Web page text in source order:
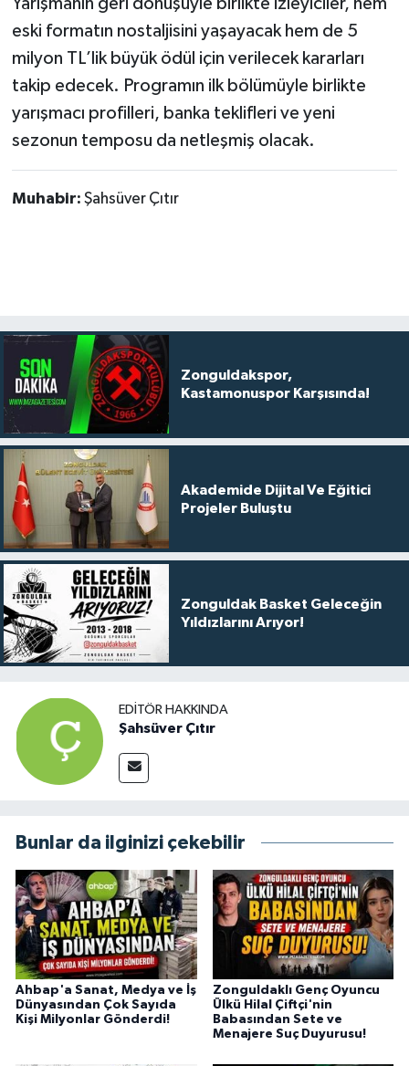
Yarışmanın geri dönüşüyle birlikte izleyiciler, hem
eski formatın nostaljisini yaşayacak hem de 5
milyon TL’lik büyük ödül için verilecek kararları
takip edecek. Programın ilk bölümüyle birlikte
yarışmacı profilleri, banka teklifleri ve yeni
sezonun temposu da netleşmiş olacak.
Muhabir: Şahsüver Çıtır
Zonguldakspor,
Kastamonuspor Karşısında!
Akademide Dijital Ve Eğitici
Projeler Buluştu
Zonguldak Basket Geleceğin
Yıldızlarını Arıyor!
EDITÖR HAKKINDA
Şahsüver Çıtır
Bunlar da ilginizi çekebilir
Ahbap'a Sanat, Medya ve İş
Dünyasından Çok Sayıda
Kişi Milyonlar Gönderdi!
Zonguldaklı Genç Oyuncu
Ülkü Hilal Çiftçi'nin
Babasından Sete ve
Menajere Suç Duyurusu!